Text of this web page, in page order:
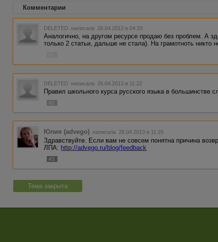
Комментарии
DELETED написала 26.04.2013 в 04:33
Аналогично, на другом ресурсе продаю без проблем. А
только 2 статьи, дальше не стала). На грамотноть никто
DELETED написала 26.04.2013 в 11:22
Правил школьного курса русского языка в большинстве
#2
Юлия (advego) написала 26.04.2013 в 11:25
Здравствуйте. Если вам не совсем понятна причина
ЛПА: http://advego.ru/blog/feedback
#3
Тема закрыта